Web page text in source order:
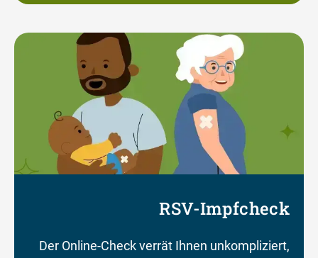
RSV-Impfcheck
Der Online-Check verrät Ihnen unkompliziert,